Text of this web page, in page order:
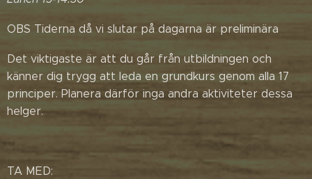
OBS Tiderna då vi slutar på dagarna är preliminära
Det viktigaste är att du går från utbildningen och
känner dig trygg att leda en grundkurs genom alla 17
principer. Planera därför inga andra aktiviteter dessa
helger.
TA MED: